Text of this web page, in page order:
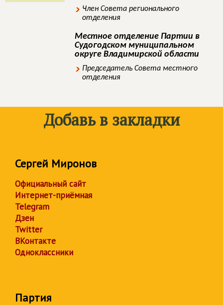
Член Совета регионального
отделения
Местное отделение Партии в
Судогодском муниципальном
округе Владимирской области
Председатель Совета местного
отделения
Добавь в закладки
Сергей Миронов
Официальный сайт
Интернет-приёмная
Telegram
Дзен
Twitter
ВКонтакте
Одноклассники
Партия